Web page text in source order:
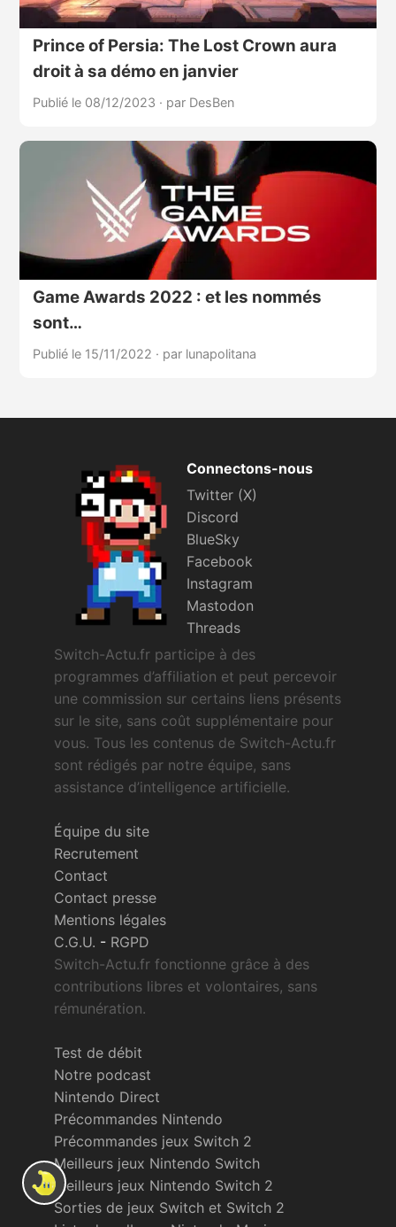
Prince of Persia: The Lost Crown aura
droit à sa démo en janvier
Publié le 08/12/2023 · par DesBen
Game Awards 2022 : et les nommés
sont…
Publié le 15/11/2022 · par lunapolitana
Connectons-nous
Twitter (X)
Discord
BlueSky
Facebook
Instagram
Mastodon
Threads
Switch-Actu.fr participe à des
programmes d’affiliation et peut percevoir
une commission sur certains liens présents
sur le site, sans coût supplémentaire pour
vous. Tous les contenus de Switch-Actu.fr
sont rédigés par notre équipe, sans
assistance d’intelligence artificielle.
Équipe du site
Recrutement
Contact
Contact presse
Mentions légales
C.G.U. - RGPD
Switch-Actu.fr fonctionne grâce à des
contributions libres et volontaires, sans
rémunération.
Test de débit
Notre podcast
Nintendo Direct
Précommandes Nintendo
Précommandes jeux Switch 2
Meilleurs jeux Nintendo Switch
Meilleurs jeux Nintendo Switch 2
Sorties de jeux Switch et Switch 2